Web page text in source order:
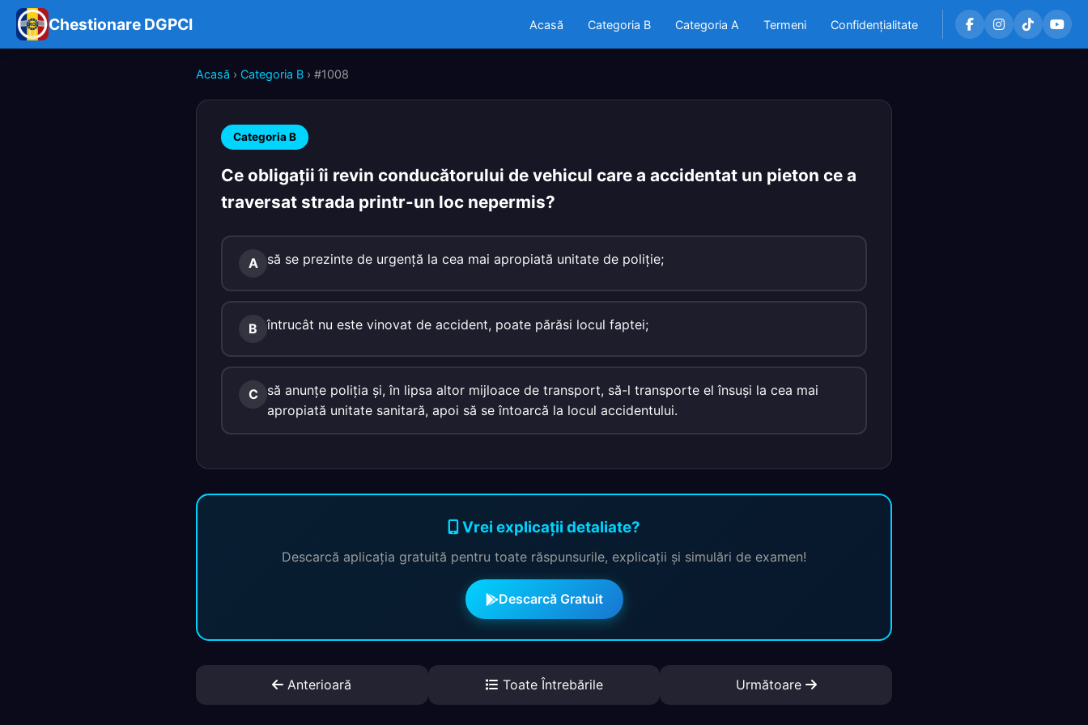
Chestionare DGPCI Acasă Categoria B Categoria A Termeni Confidențialitate
Acasă › Categoria B › #1008
Categoria B
Ce obligații îi revin conducătorului de vehicul care a accidentat un pieton ce a
traversat strada printr-un loc nepermis?
A să se prezinte de urgenţă la cea mai apropiată unitate de poliţie;
B întrucât nu este vinovat de accident, poate părăsi locul faptei;
C
să anunţe poliţia şi, în lipsa altor mijloace de transport, să-l transporte el însuşi la cea mai
apropiată unitate sanitară, apoi să se întoarcă la locul accidentului.
Vrei explicații detaliate?
Descarcă aplicația gratuită pentru toate răspunsurile, explicații și simulări de examen!
Descarcă Gratuit
Anterioară Toate Întrebările Următoare